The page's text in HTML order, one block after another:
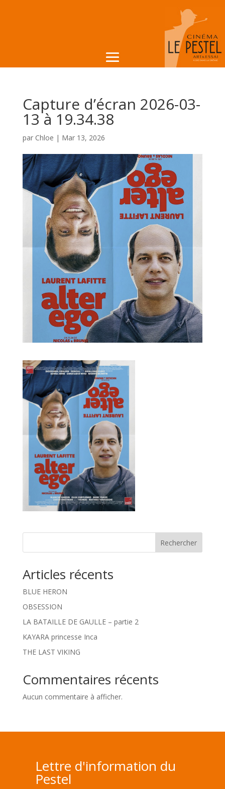
Capture d’écran 2026-03-
13 à 19.34.38
par Chloe | Mar 13, 2026
Rechercher
Articles récents
BLUE HERON
OBSESSION
LA BATAILLE DE GAULLE – partie 2
KAYARA princesse Inca
THE LAST VIKING
Commentaires récents
Aucun commentaire à afficher.
Lettre d'information du
Pestel